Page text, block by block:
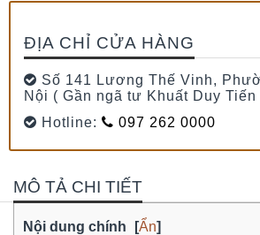
ĐỊA CHỈ CỬA HÀNG
Số 141 Lương Thế Vinh,
Nội ( Gần ngã tư Khuất Duy
Hotline:
097 262 0000
MÔ TẢ CHI TIẾT
Nội dung chính [Ẩn]